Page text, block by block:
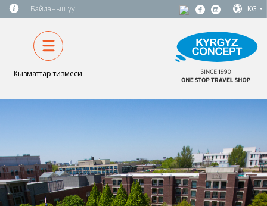
Байланышуу KG
Кызматтар тизмеси